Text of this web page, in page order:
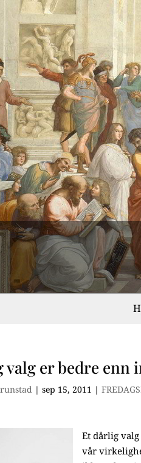
valg er bedre enn
|sep 15, 2011 |
Et dårlig
vår